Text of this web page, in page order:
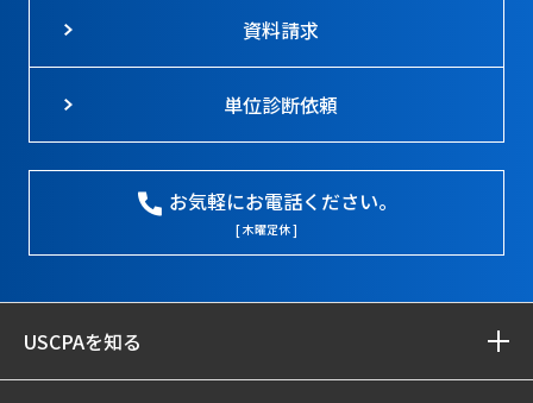
資料請求
単位診断依頼
お気軽にお電話ください。
[ 木曜定休 ]
USCPAを知る